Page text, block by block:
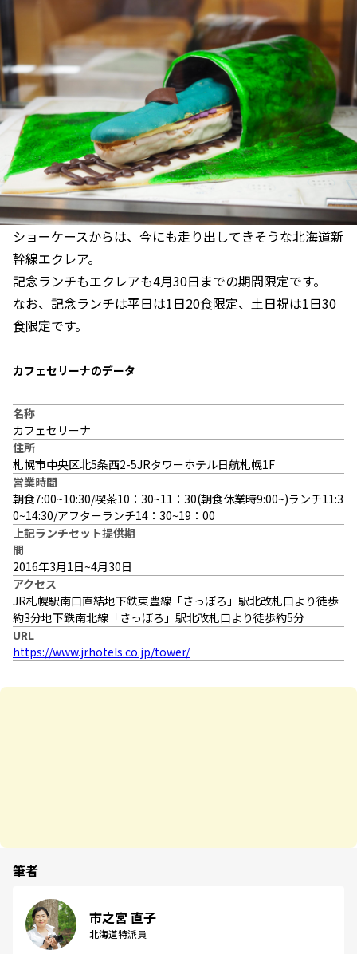
ショーケースからは、今にも走り出してきそうな北海道新
幹線エクレア。
記念ランチもエクレアも4月30日までの期間限定です。
なお、記念ランチは平日は1日20食限定、土日祝は1日30
食限定です。
カフェセリーナのデータ
名称
カフェセリーナ
住所
札幌市中央区北5条西2-5JRタワーホテル日航札幌1F
営業時間
朝食7:00~10:30/喫茶10：30~11：30(朝食休業時9:00~)ランチ11:3
0~14:30/アフターランチ14：30~19：00
上記ランチセット提供期
間
2016年3月1日~4月30日
アクセス
JR札幌駅南口直結地下鉄東豊線「さっぽろ」駅北改札口より徒歩
約3分地下鉄南北線「さっぽろ」駅北改札口より徒歩約5分
URL
https://www.jrhotels.co.jp/tower/
筆者
市之宮 直子
北海道特派員